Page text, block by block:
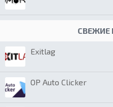
Exitlag
OP Auto Clicker